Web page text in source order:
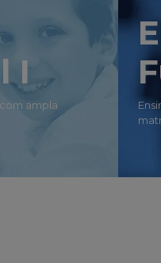
I
com ampla